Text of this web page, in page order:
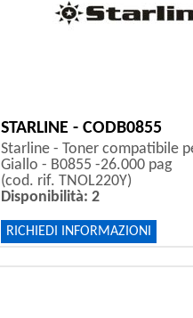
STARLINE - CODB0855
Starline - Toner compatibile
Giallo - B0855 -26.000 pag
(cod. rif. TNOL220Y)
Disponibilità: 2
RICHIEDI INFORMAZIONI